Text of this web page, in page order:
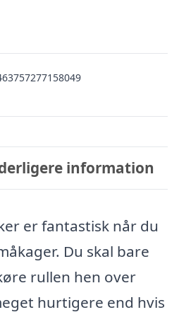
information
er fantastisk når du
Du skal bare
rullen hen over
hurtigere end hvis